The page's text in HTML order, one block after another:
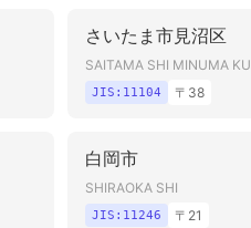
さいたま市見沼区
SAITAMA SHI MINUMA KU
JIS: 11104 〒 38
白岡市
SHIRAOKA SHI
JIS: 11246 〒 21